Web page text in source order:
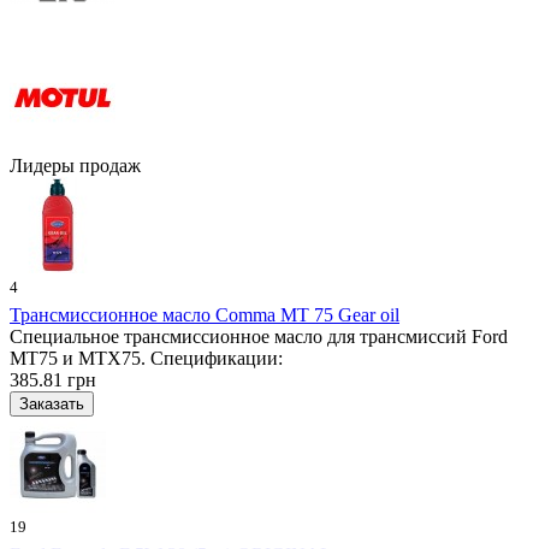
Лидеры продаж
4
Трансмиссионное масло Comma MT 75 Gear oil
Специальное трансмиссионное масло для трансмиссий Ford
MT75 и MTX75. Спецификации:
385.81 грн
19